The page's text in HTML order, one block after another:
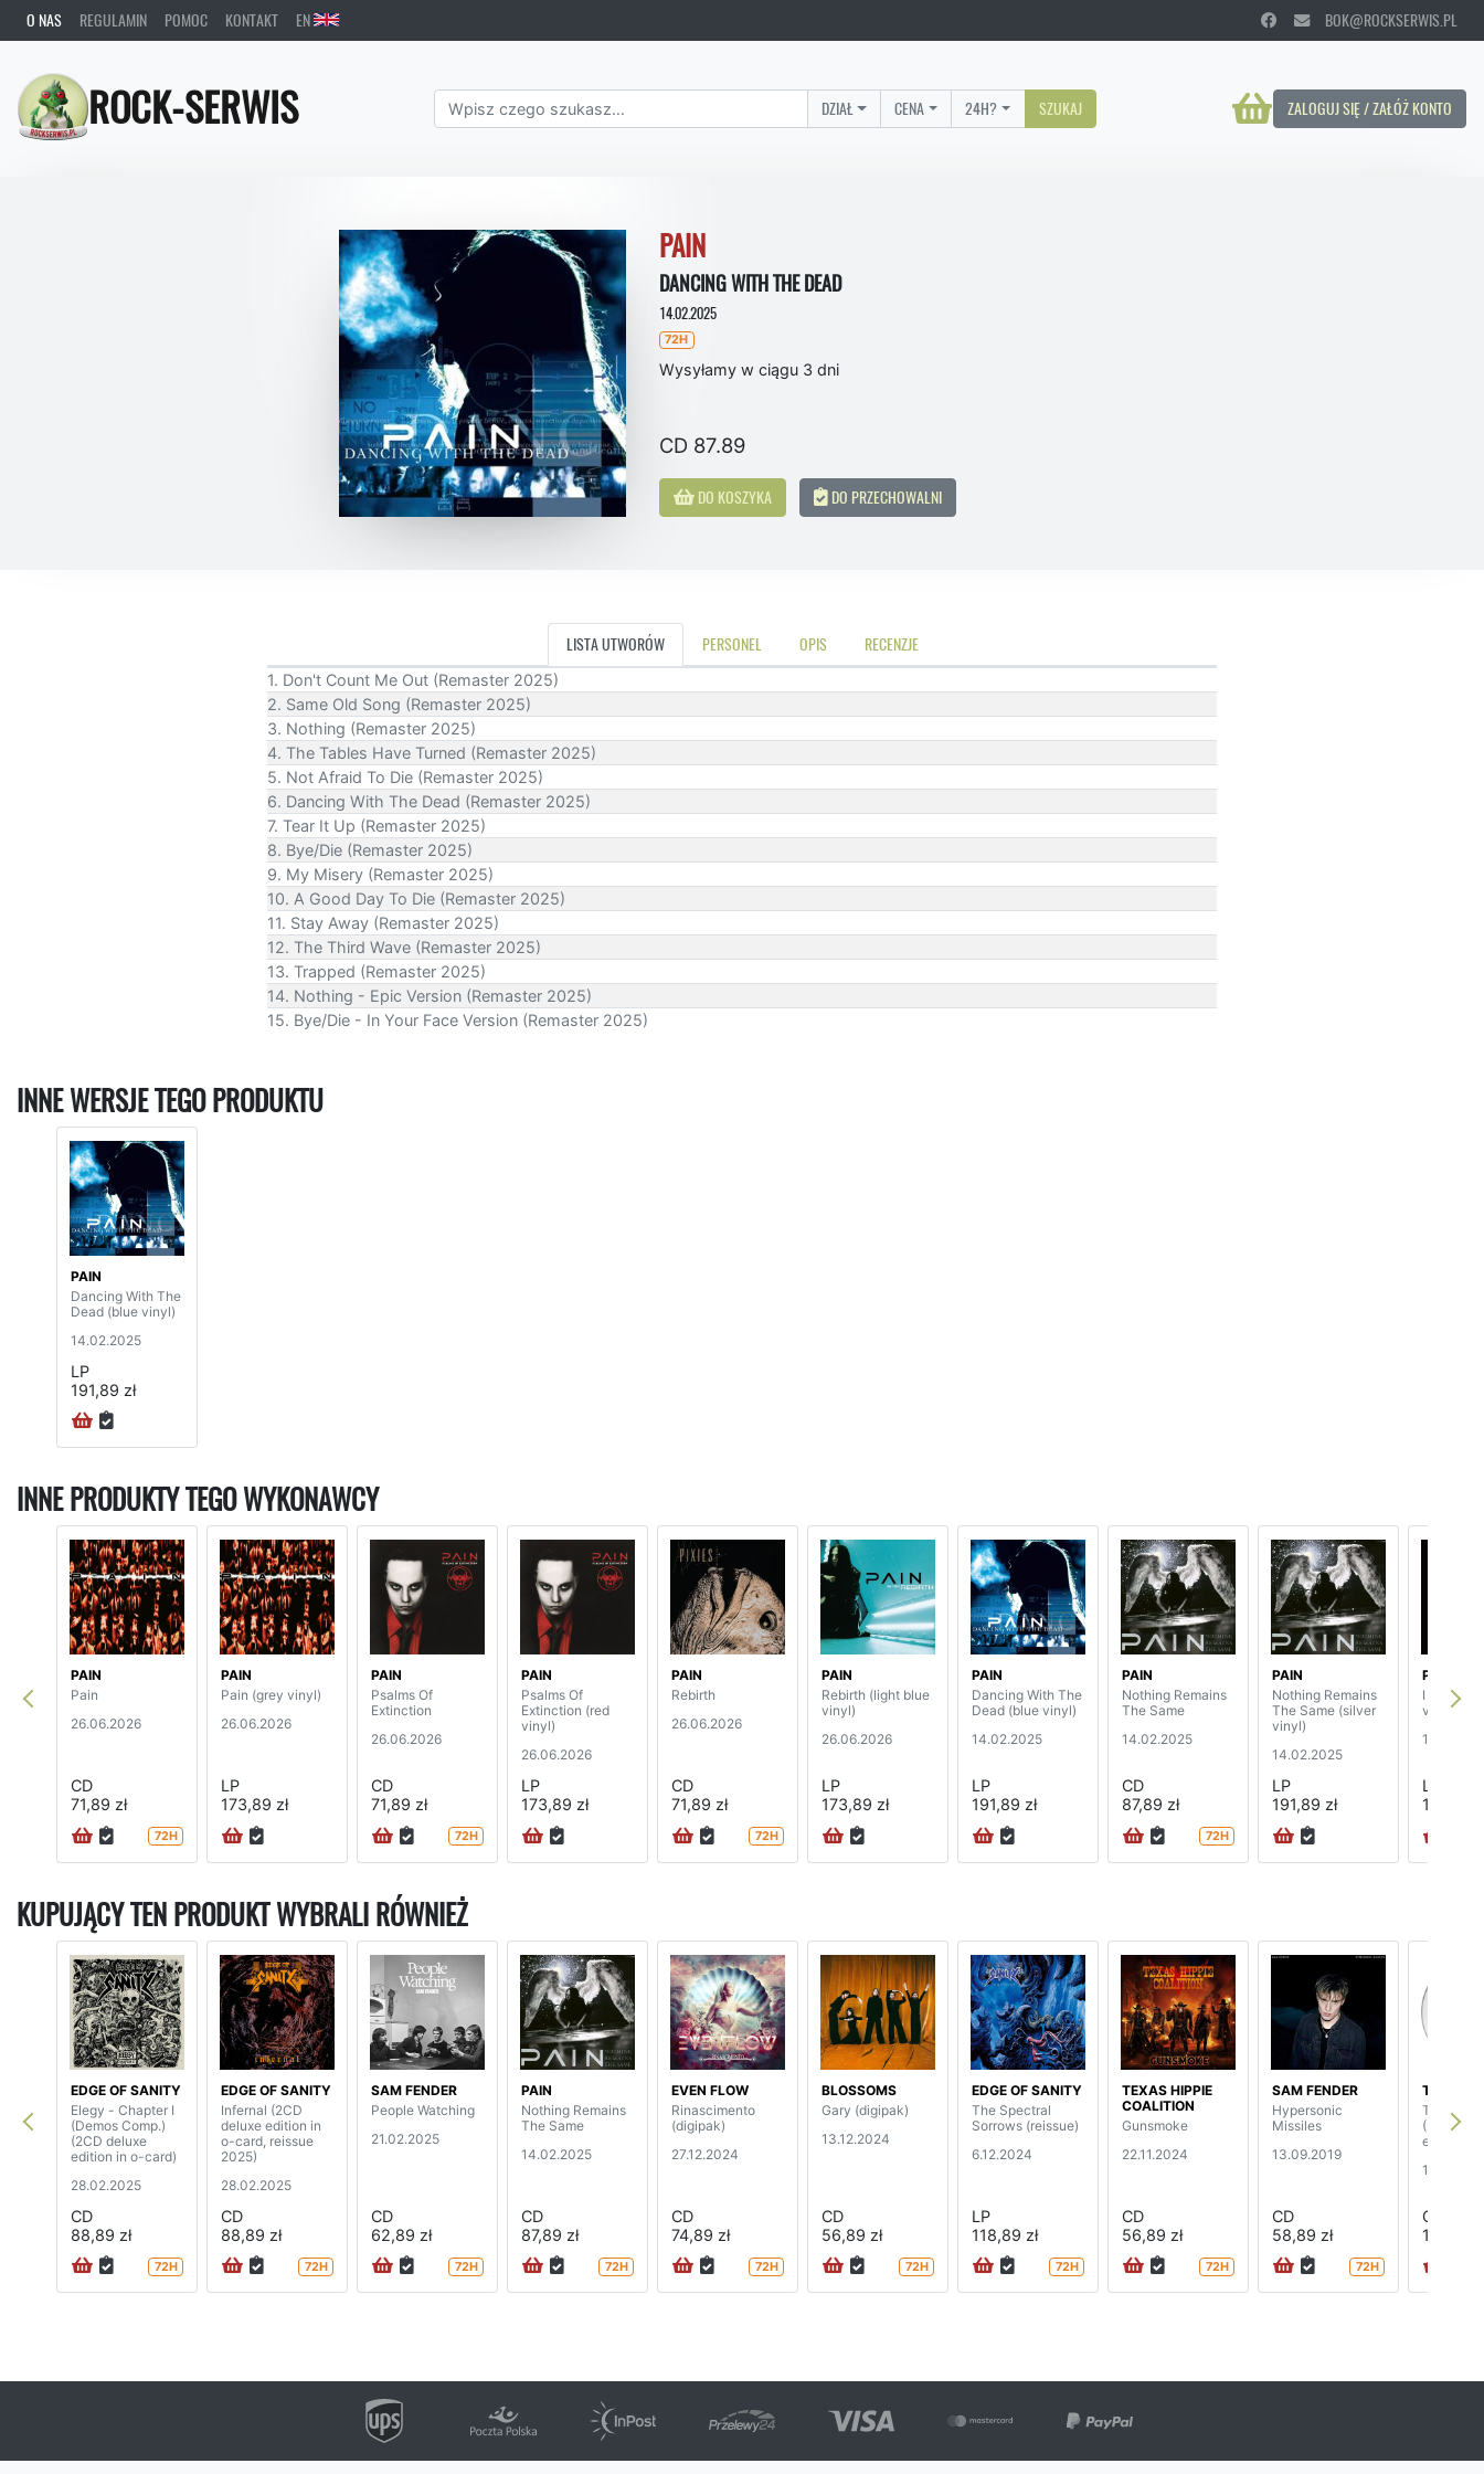
O NAS REGULAMIN POMOC KONTAKT EN BOK@ROCKSERWIS.PL
ROCK-SERWIS ZALOGUJ SIĘ / ZAŁÓŻ KONTO
DZIAŁ CENA 24H? SZUKAJ
PAIN
DANCING WITH THE DEAD
14.02.2025
72H
Wysyłamy w ciągu 3 dni
CD 87.89
DO KOSZYKA DO PRZECHOWALNI
LISTA UTWORÓW PERSONEL OPIS RECENZJE
1. Don't Count Me Out (Remaster 2025)
2. Same Old Song (Remaster 2025)
3. Nothing (Remaster 2025)
4. The Tables Have Turned (Remaster 2025)
5. Not Afraid To Die (Remaster 2025)
6. Dancing With The Dead (Remaster 2025)
7. Tear It Up (Remaster 2025)
8. Bye/Die (Remaster 2025)
9. My Misery (Remaster 2025)
10. A Good Day To Die (Remaster 2025)
11. Stay Away (Remaster 2025)
12. The Third Wave (Remaster 2025)
13. Trapped (Remaster 2025)
14. Nothing - Epic Version (Remaster 2025)
15. Bye/Die - In Your Face Version (Remaster 2025)
INNE WERSJE TEGO PRODUKTU
PAIN
Dancing With The
Dead (blue vinyl)
14.02.2025
LP
191,89 zł
INNE PRODUKTY TEGO WYKONAWCY
PAIN
Pain
26.06.2026
CD
71,89 zł
72H
PAIN
Pain (grey vinyl)
26.06.2026
LP
173,89 zł
PAIN
Psalms Of
Extinction
26.06.2026
CD
71,89 zł
72H
PAIN
Psalms Of
Extinction (red
vinyl)
26.06.2026
LP
173,89 zł
PAIN
Rebirth
26.06.2026
CD
71,89 zł
72H
PAIN
Rebirth (light blue
vinyl)
26.06.2026
LP
173,89 zł
PAIN
Dancing With The
Dead (blue vinyl)
14.02.2025
LP
191,89 zł
PAIN
Nothing Remains
The Same
14.02.2025
CD
87,89 zł
72H
PAIN
Nothing Remains
The Same (silver
vinyl)
14.02.2025
LP
191,89 zł
PAIN
I Am
vinyl)
LP
109,89
KUPUJĄCY TEN PRODUKT WYBRALI RÓWNIEŻ
EDGE OF SANITY
Elegy - Chapter I
(Demos Comp.)
(2CD deluxe
edition in o-card)
28.02.2025
CD
88,89 zł
72H
EDGE OF SANITY
Infernal (2CD
deluxe edition in
o-card, reissue
2025)
28.02.2025
CD
88,89 zł
72H
SAM FENDER
People Watching
21.02.2025
CD
62,89 zł
72H
PAIN
Nothing Remains
The Same
14.02.2025
CD
87,89 zł
72H
EVEN FLOW
Rinascimento
(digipak)
27.12.2024
CD
74,89 zł
72H
BLOSSOMS
Gary (digipak)
13.12.2024
CD
56,89 zł
72H
EDGE OF SANITY
The Spectral
Sorrows (reissue)
6.12.2024
LP
118,89 zł
72H
TEXAS HIPPIE
COALITION
Gunsmoke
22.11.2024
CD
56,89 zł
72H
SAM FENDER
Hypersonic
Missiles
13.09.2019
CD
58,89 zł
72H
THE
The
(2CD
edition)
CD
125,89